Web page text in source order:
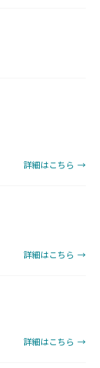
詳細はこちら →
詳細はこちら →
詳細はこちら →